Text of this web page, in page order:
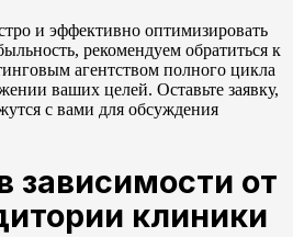
и эффективно оптимизировать
рекомендуем обратиться к
агентством полного цикла
ваших целей. Оставьте заявку,
с вами для обсуждения
зависимости от
клиники